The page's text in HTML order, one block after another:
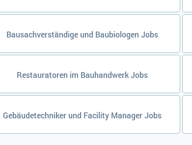
Bausachverständige und Baubiologen Jobs
Restauratoren im Bauhandwerk Jobs
Gebäudetechniker und Facility Manager Jobs